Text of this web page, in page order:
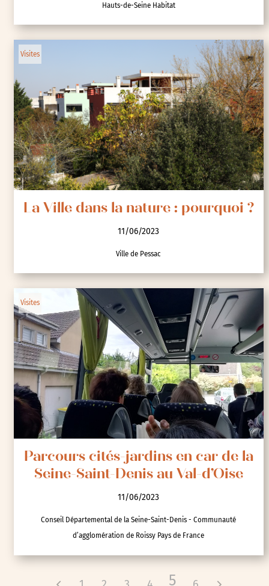
Hauts-de-Seine Habitat
Visites
La Ville dans la nature : pourquoi ?
11/06/2023
Ville de Pessac
Visites
Parcours cités-jardins en car de la
Seine-Saint-Denis au Val-d’Oise
11/06/2023
Conseil Départemental de la Seine-Saint-Denis - Communauté
d’agglomération de Roissy Pays de France
5